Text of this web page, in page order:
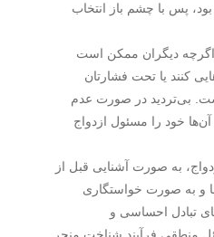
پس با چشم باز انتخاب
اگرچه دیگران ممکن است
کنند یا تحت فشارتان
بی‌تردید در صورت عدم
خود را مسئول ازدواج
به صورت آشنایی قبل از
و به صورت خواستگاری
تبادل احساسی و